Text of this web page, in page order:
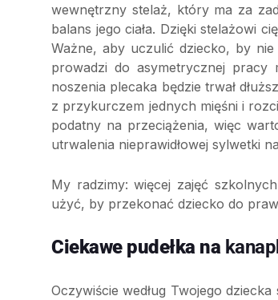
wewnętrzny stelaż, który ma za
balans jego ciała. Dzięki stelażowi
Ważne, aby uczulić dziecko, by nie
prowadzi do asymetrycznej pracy
noszenia plecaka będzie trwał
z przykurczem jednych mięśni i
podatny na przeciążenia, więc
utrwalenia nieprawidłowej sylwetki
My radzimy: więcej zajęć
użyć, by przekonać dziecko do
Ciekawe pudełka na
Oczywiście według Twojego